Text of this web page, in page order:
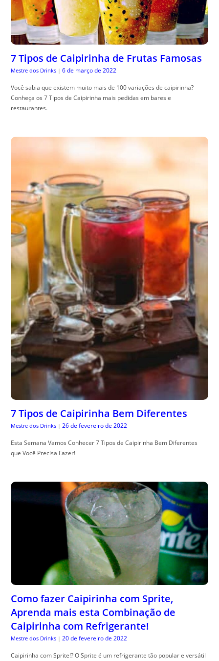
7 Tipos de Caipirinha de Frutas Famosas
Mestre dos Drinks | 6 de março de 2022
Você sabia que existem muito mais de 100 variações de caipirinha?
Conheça os 7 Tipos de Caipirinha mais pedidas em bares e
restaurantes.
7 Tipos de Caipirinha Bem Diferentes
Mestre dos Drinks | 26 de fevereiro de 2022
Esta Semana Vamos Conhecer 7 Tipos de Caipirinha Bem Diferentes
que Você Precisa Fazer!
Como fazer Caipirinha com Sprite,
Aprenda mais esta Combinação de
Caipirinha com Refrigerante!
Mestre dos Drinks | 20 de fevereiro de 2022
Caipirinha com Sprite!? O Sprite é um refrigerante tão popular e versátil